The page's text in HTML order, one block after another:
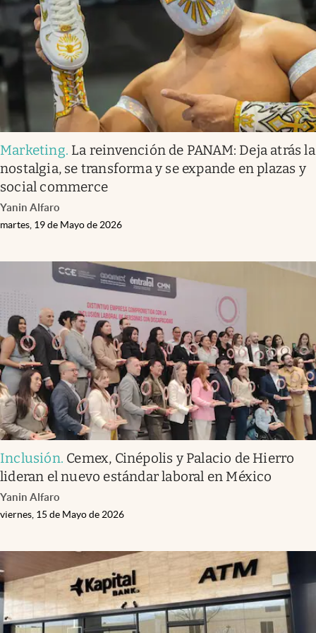
Clima
Espiritualidad
Mediakit
abre en nueva pestaña
México
Marketing. La reinvención de PANAM: Deja atrás la
nostalgia, se transforma y se expande en plazas y
social commerce
Yanin Alfaro
martes, 19 de Mayo de 2026
Inclusión. Cemex, Cinépolis y Palacio de Hierro
lideran el nuevo estándar laboral en México
Yanin Alfaro
viernes, 15 de Mayo de 2026